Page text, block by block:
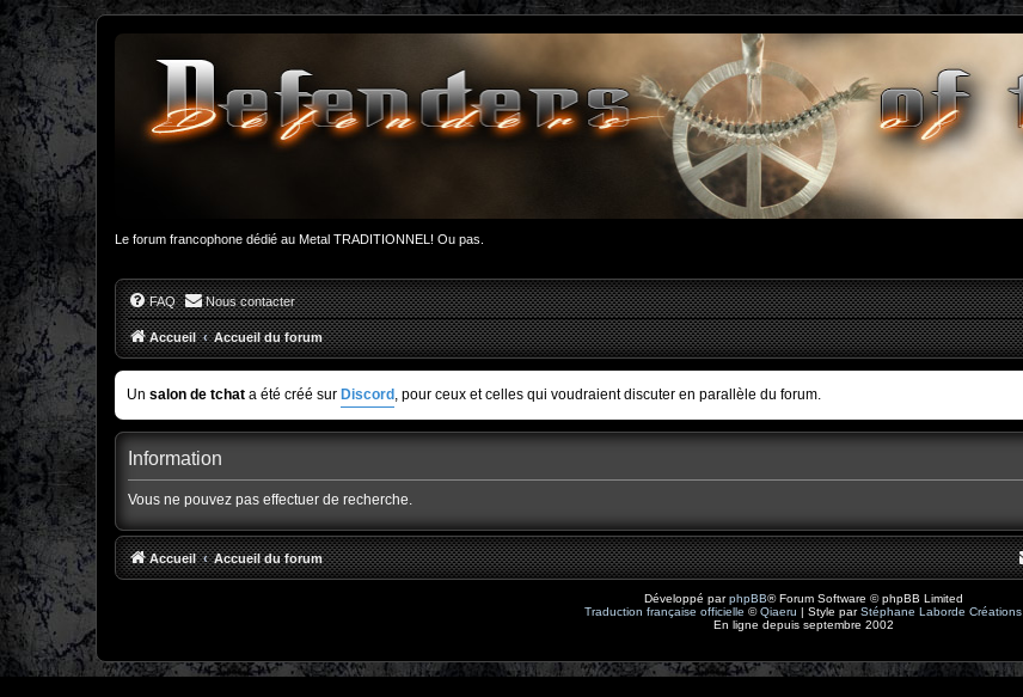
Le forum francophone dédié au Metal TRADITIONNEL! Ou pas.
FAQ Nous contacter
Accueil Accueil du forum
Un salon de tchat a été créé sur Discord , pour ceux et celles qui voudraient discuter en parallèle du forum.
Information
Vous ne pouvez pas effectuer de recherche.
Accueil Accueil du forum
Développé parphpBB® Forum Software © phpBB Limited
Traduction française officielle ©Qiaeru | Style parStéphane Laborde Créations
En ligne depuis septembre 2002